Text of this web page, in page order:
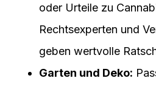
oder Urteile zu
Rechtsexperten und
geben wertvolle
Garten und Deko: